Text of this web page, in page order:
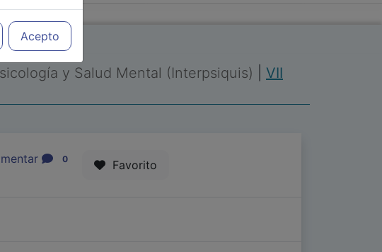
más
Acepto
y Salud Mental (Interpsiquis)
VII
0 Favorito